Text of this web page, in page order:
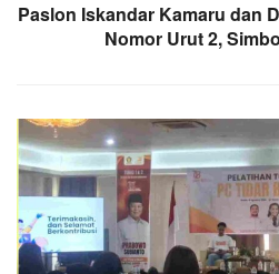
Paslon Iskandar Kamaru dan
Nomor Urut 2,